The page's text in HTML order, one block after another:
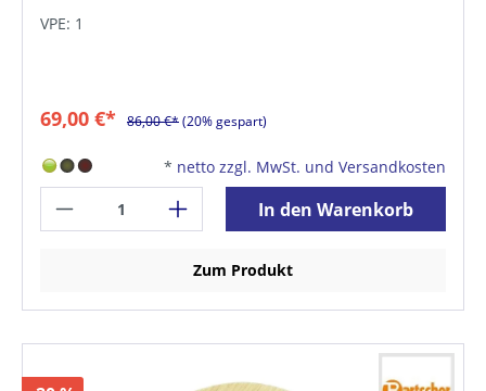
VPE: 1
69,00 €* 86,00 €*(20% gespart)
* netto zzgl. MwSt. und Versandkosten
In den Warenkorb
Zum Produkt